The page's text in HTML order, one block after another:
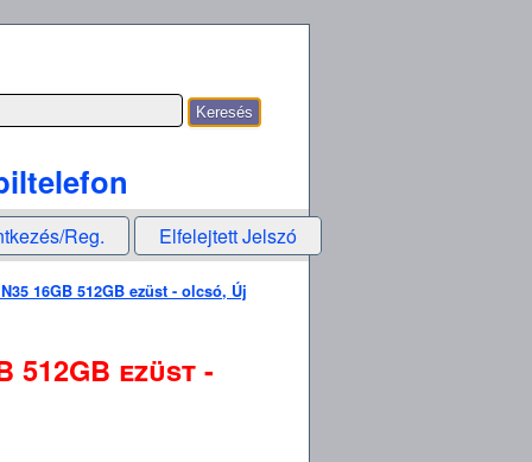
Reg. Elfelejtett Jelszó
16GB 512GB ezüst - olcsó, Új
512GB ezüst -